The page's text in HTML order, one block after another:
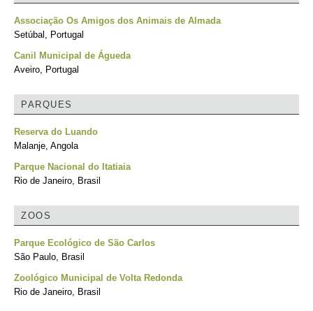
Associação Os Amigos dos Animais de Almada
Setúbal, Portugal
Canil Municipal de Águeda
Aveiro, Portugal
PARQUES
Reserva do Luando
Malanje, Angola
Parque Nacional do Itatiaia
Rio de Janeiro, Brasil
ZOOS
Parque Ecológico de São Carlos
São Paulo, Brasil
Zoológico Municipal de Volta Redonda
Rio de Janeiro, Brasil